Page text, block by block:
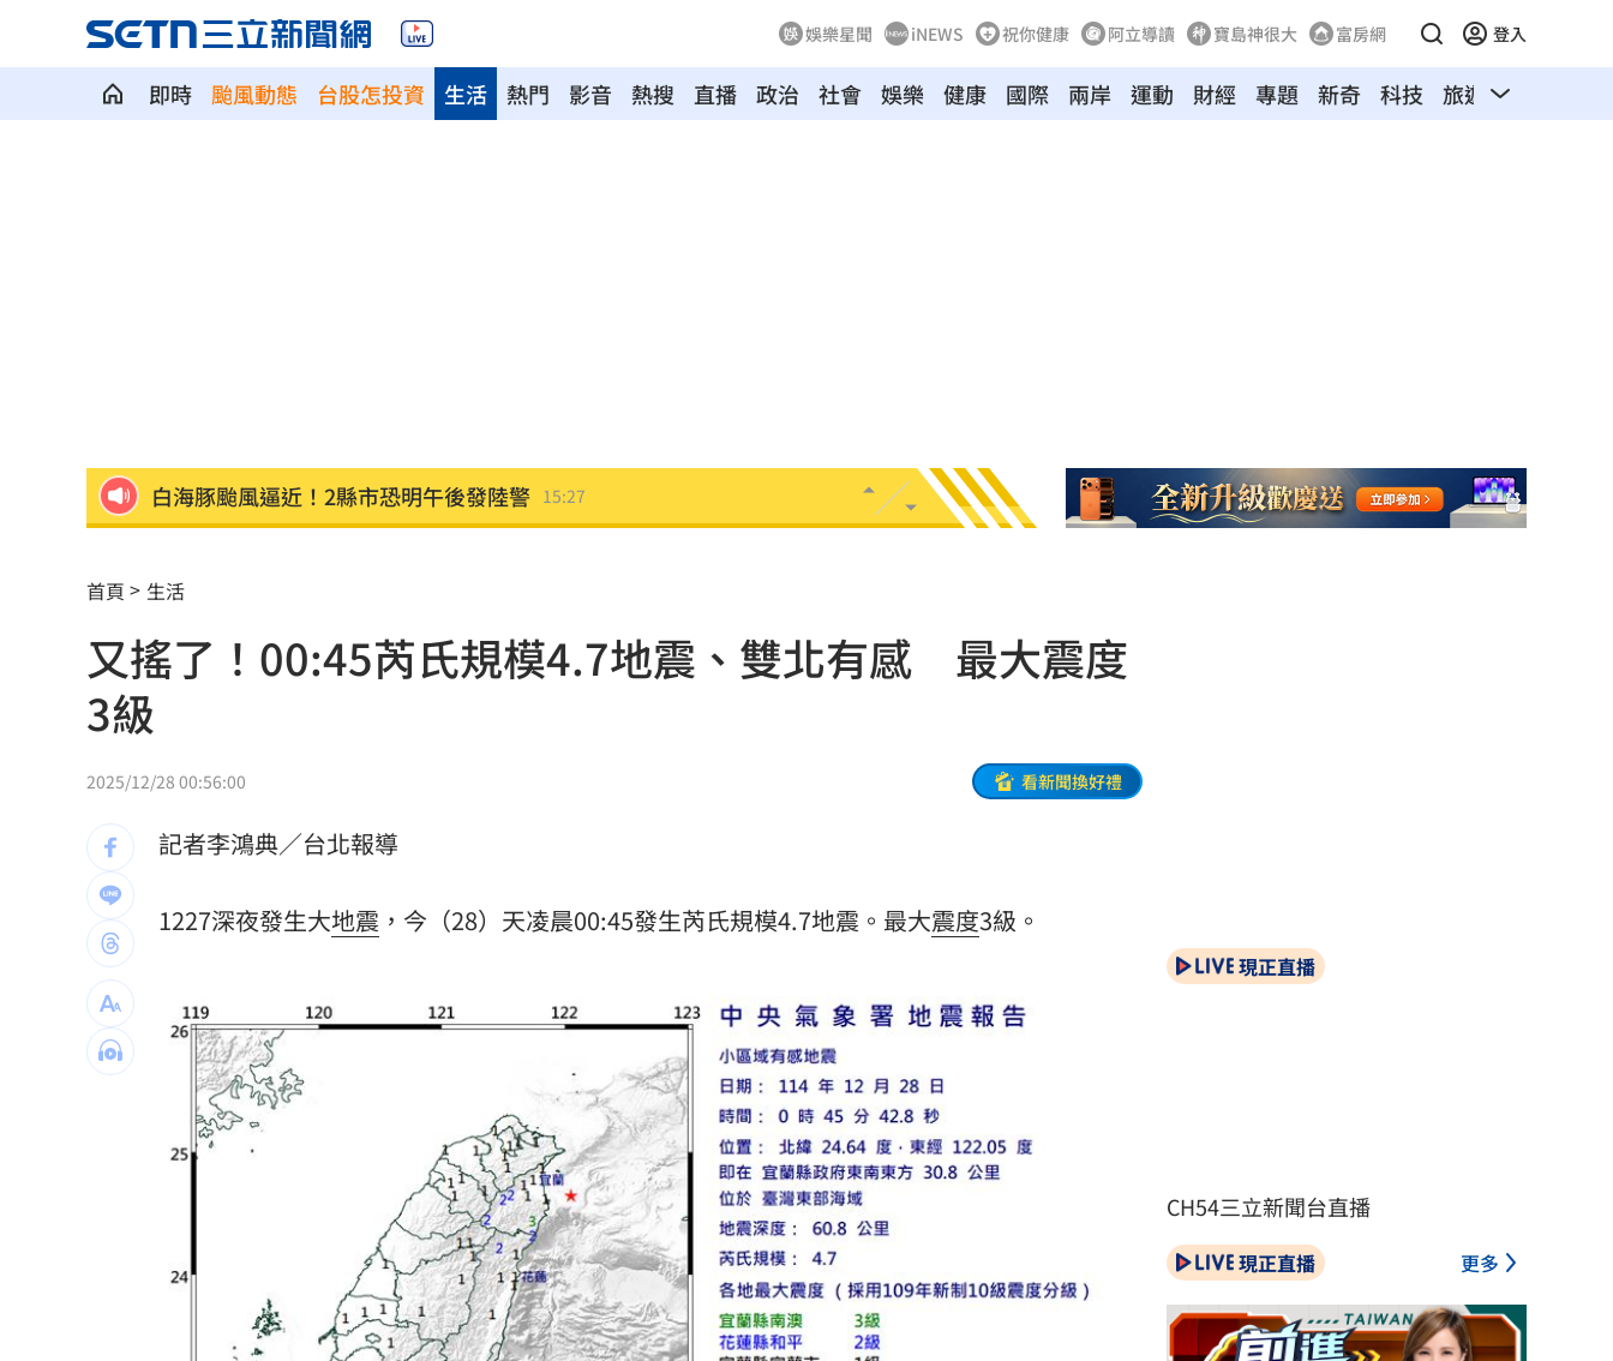
娛樂星聞 iNEWS 祝你健康 阿立導讀 寶島神很大 富房網 登入
即時 颱風動態 台股怎投資 熱門 影音 熱搜 直播 政治 社會 娛樂
生活 健康 國際 兩岸 運動 財經 專題 新奇 科技 旅遊 汽車
白海豚颱風逼近！2縣市恐明午後發陸警 15:27
怕哪天消失了蕭敬騰拒聽方大同神曲1年！
新作破3千萬觀看 知名網紅揭血淚內幕 15:24
北市府無預警稽查夏莉絲 負責人竟在場等
買疫苗被騙10.6億！慈濟多年未報案原因曝
雙十衝離島！機票「這天」開搶 攻略快看
吳沛憶：面對中傷造謠 陳時中都不出惡言 15:16
統一獅邀日本女星松川星 到場當開球嘉賓
橘貓「阿咪」失蹤138日！飼主懸賞20萬元 15:14
停車格內卡電線桿 駕駛抱怨：停不進去 15:14
新／被動元件股的他！下午5點開重訊 15:13
兆基案檢調6路搜索！約談前董座2高層到案 15:11
台灣彩券開獎直播中 20:31
首頁 生活
又搖了！00:45芮氏規模4.7地震、雙北有感 最大震度
3級
2025/12/28 00:56:00 看新聞換好禮
記者李鴻典／台北報導
1227深夜發生大地震 ，今（28）天凌晨00:45發生芮氏規模4.7地震。最大震度3級。
現正直播
CH54三立新聞台直播
現正直播 更多